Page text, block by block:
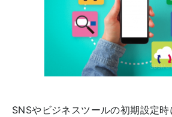
SNSやビジネスツールの初期設定